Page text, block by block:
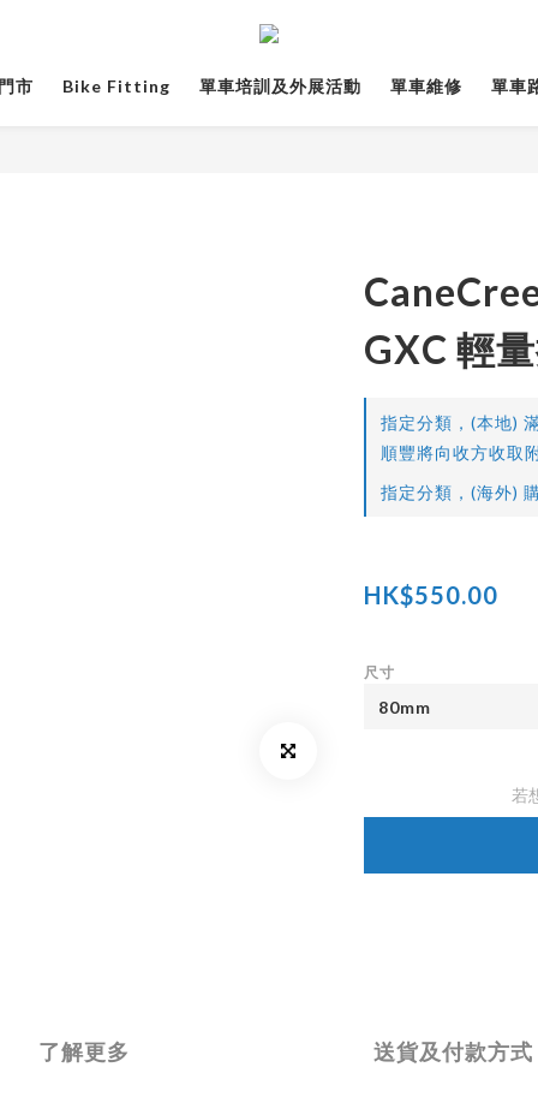
市 Bike Fitting 單車培訓及外展活動 單車維修 單車
GXC 輕
指定分類，(本地)
順豐將向收方收取
指定分類，(海外)
HK$550.00
尺寸
若
了解更多 送貨及付款方式